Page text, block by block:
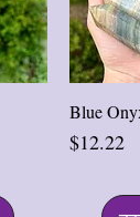
Blue
मूल्य
$12.22